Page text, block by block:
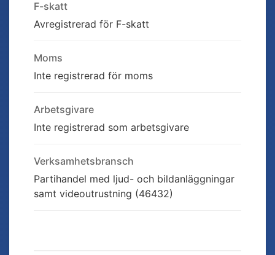
F-skatt
Avregistrerad för F-skatt
Moms
Inte registrerad för moms
Arbetsgivare
Inte registrerad som arbetsgivare
Verksamhetsbransch
Partihandel med ljud- och bildanläggningar
samt videoutrustning (46432)